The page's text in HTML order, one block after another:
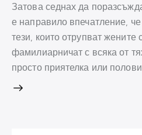
Затова седнах да
е направило впечатление,
тези, които отрупват жените
фамилиарничат с всяка от
просто приятелка или